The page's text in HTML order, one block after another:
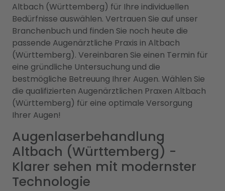
Altbach (Württemberg) für Ihre individuellen
Bedürfnisse auswählen. Vertrauen Sie auf unser
Branchenbuch und finden Sie noch heute die
passende Augenärztliche Praxis in Altbach
(Württemberg). Vereinbaren Sie einen Termin für
eine gründliche Untersuchung und die
bestmögliche Betreuung Ihrer Augen. Wählen Sie
die qualifizierten Augenärztlichen Praxen Altbach
(Württemberg) für eine optimale Versorgung
Ihrer Augen!
Augenlaserbehandlung
Altbach (Württemberg) -
Klarer sehen mit modernster
Technologie